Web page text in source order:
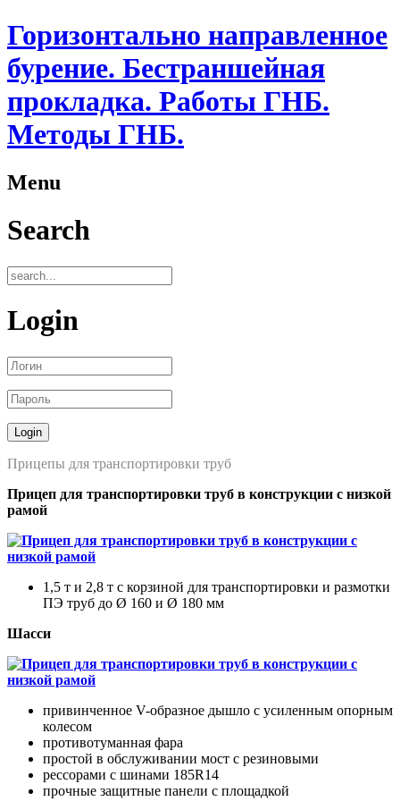
Горизонтально направленное
бурение. Бестраншейная
прокладка. Работы ГНБ.
Методы ГНБ.
Menu
Search
Login
Прицепы для транспортировки труб
Прицеп для транспортировки труб в конструкции с низкой
рамой
1,5 т и 2,8 т с корзиной для транспортировки и размотки
ПЭ труб до Ø 160 и Ø 180 мм
Шасси
привинченное V-образное дышло с усиленным опорным
колесом
противотуманная фара
простой в обслуживании мост с резиновыми
рессорами с шинами 185R14
прочные защитные панели с площадкой